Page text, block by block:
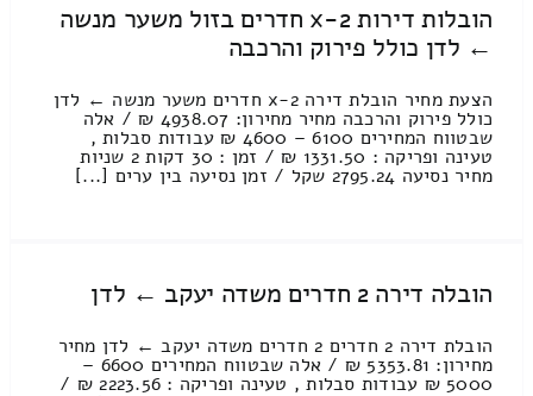
הובלות דירות 2-x חדרים בזול משער מנשה
← לדן כולל פירוק והרכבה
הצעת מחיר הובלת דירה 2-x חדרים משער מנשה ← לדן
כולל פירוק והרכבה מחיר מחירון: 4938.07 ₪ / אלה
שבטווח המחירים 6100 – 4600 ₪ עבודות סבלות ,
טעינה ופריקה : 1331.50 ₪ / זמן : 30 דקות 2 שניות
מחיר נסיעה 2795.24 שקל / זמן נסיעה בין ערים [...]
הובלה דירה 2 חדרים משדה יעקב ← לדן
הובלת דירה 2 חדרים 2 חדרים משדה יעקב ← לדן מחיר
מחירון: 5353.81 ₪ / אלה שבטווח המחירים 6600 –
5000 ₪ עבודות סבלות , טעינה ופריקה : 2223.56 ₪ /